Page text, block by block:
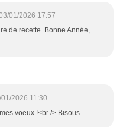
01/2026 17:57
de recette. Bonne Année,
2026 11:30
voeux !<br /> Bisous